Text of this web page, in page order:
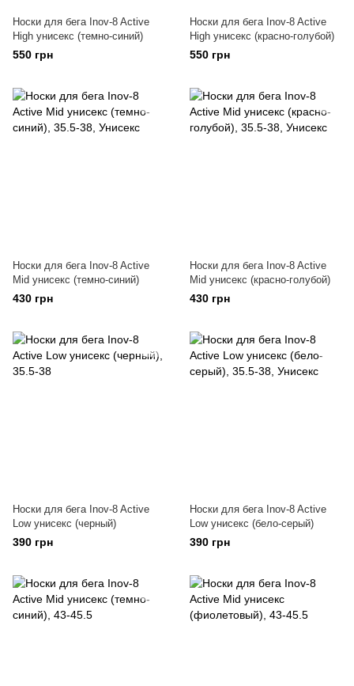
Носки для бега Inov-8 Active
High унисекс (темно-синий)
550 грн
Носки для бега Inov-8 Active
High унисекс (красно-голубой)
550 грн
Носки для бега Inov-8 Active
Mid унисекс (темно-синий)
430 грн
Носки для бега Inov-8 Active
Mid унисекс (красно-голубой)
430 грн
Носки для бега Inov-8 Active
Low унисекс (черный)
390 грн
Носки для бега Inov-8 Active
Low унисекс (бело-серый)
390 грн